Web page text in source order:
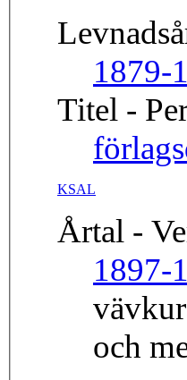
1879-
Titel -
KSAL
Årtal -
1897-
och